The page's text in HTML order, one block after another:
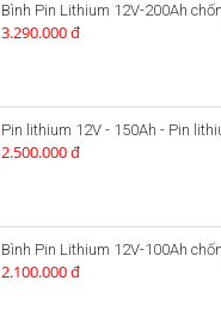
Bình Pin Lithium 12V-200Ah
3.290.000 đ
Pin lithium 12V - 150Ah - Pin
2.500.000 đ
Bình Pin Lithium 12V-100Ah
2.100.000 đ